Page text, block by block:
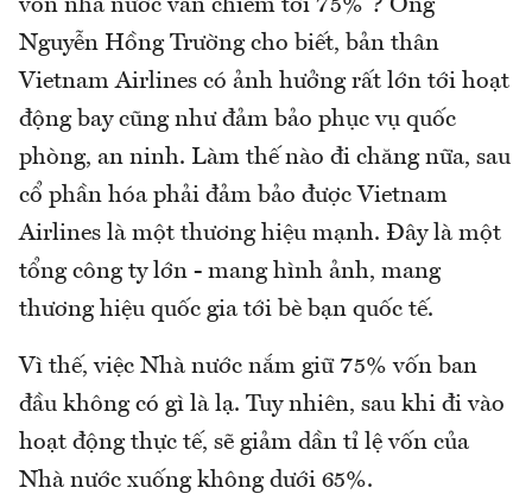
vốn nhà nước vẫn chiếm tới 75%”? Ông
Nguyễn Hồng Trường cho biết, bản thân
Vietnam Airlines có ảnh hưởng rất lớn tới hoạt
động bay cũng như đảm bảo phục vụ quốc
phòng, an ninh. Làm thế nào đi chăng nữa, sau
cổ phần hóa phải đảm bảo được Vietnam
Airlines là một thương hiệu mạnh. Đây là một
tổng công ty lớn - mang hình ảnh, mang
thương hiệu quốc gia tới bè bạn quốc tế.
Vì thế, việc Nhà nước nắm giữ 75% vốn ban
đầu không có gì là lạ. Tuy nhiên, sau khi đi vào
hoạt động thực tế, sẽ giảm dần tỉ lệ vốn của
Nhà nước xuống không dưới 65%.